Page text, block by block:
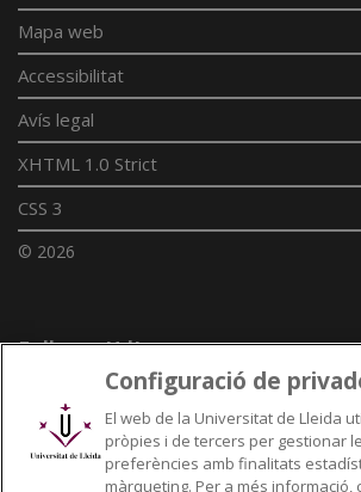
Mapa web
Accessibilitat
Avís legal
XHTML 1.0 Strict
CSS 3
© 2026
Enllaços UdL
Xarxes universitàries
Configuració de
El web de la Universitat de Lleida
pròpies i de tercers per gestionar
preferències amb finalitats
màrqueting. Per a més informació,